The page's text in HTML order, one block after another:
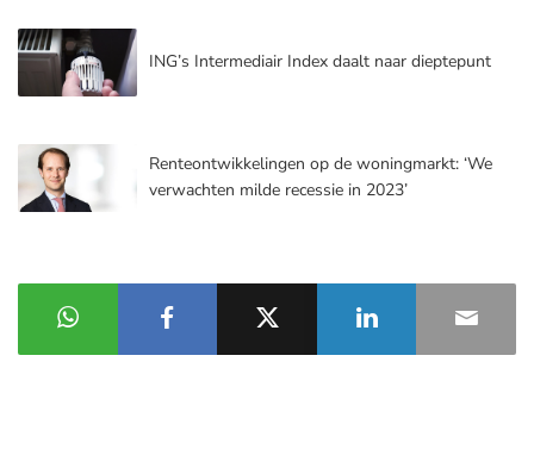
ING’s Intermediair Index daalt naar dieptepunt
Renteontwikkelingen op de woningmarkt: ‘We
verwachten milde recessie in 2023’